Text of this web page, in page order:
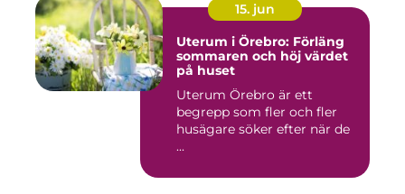
15. jun
Uterum i Örebro: Förläng
sommaren och höj värdet
på huset
Uterum Örebro är ett
begrepp som fler och fler
husägare söker efter när de
...